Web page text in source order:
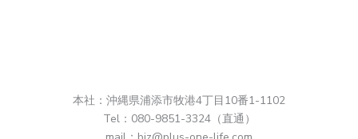
本社：沖縄県浦添市牧港4丁目10番1-1102
Tel：080-9851-3324（直通）